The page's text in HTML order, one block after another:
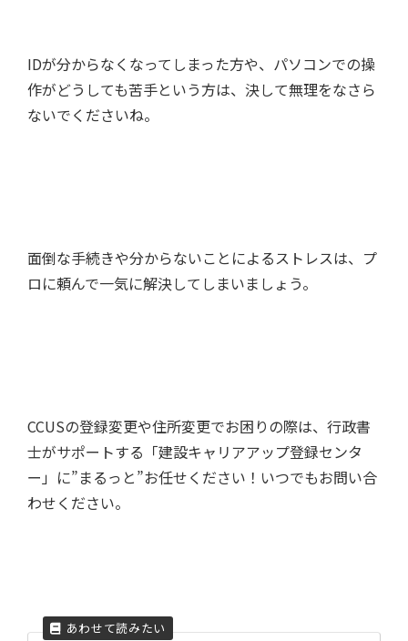
IDが分からなくなってしまった方や、パソコンでの操
作がどうしても苦手という方は、決して無理をなさら
ないでくださいね。
面倒な手続きや分からないことによるストレスは、プ
ロに頼んで一気に解決してしまいましょう。
CCUSの登録変更や住所変更でお困りの際は、行政書
士がサポートする「建設キャリアアップ登録センタ
ー」に”まるっと”お任せください！いつでもお問い合
わせください。